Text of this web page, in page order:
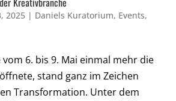
2025 | Daniels Kuratorium, Events,
vom 6. bis 9. Mai einmal mehr die
stand ganz im Zeichen
Transformation. Unter dem